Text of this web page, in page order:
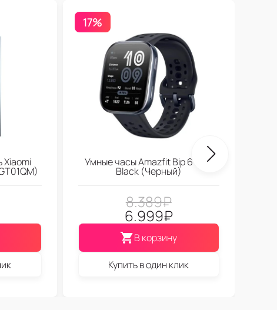
Xiaomi
17%
Умные часы Amazfit Bip 6 Soft
Black (Черный)
8.389₽
6.999₽
В корзину
Купить в один клик